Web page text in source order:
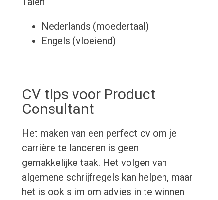
Nederlands (moedertaal)
Engels (vloeiend)
CV tips voor Product
Consultant
Het maken van een perfect cv om je
carrière te lanceren is geen
gemakkelijke taak. Het volgen van
algemene schrijfregels kan helpen, maar
het is ook slim om advies in te winnen